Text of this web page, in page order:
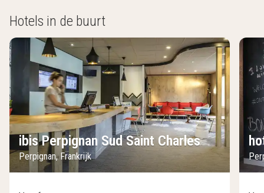
Hotels in de buurt
ibis Perpignan Sud Saint Charles
Perpignan, Frankrijk